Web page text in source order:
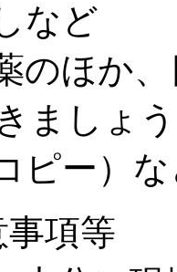
など
のほか
ましょ
ー）な
項等